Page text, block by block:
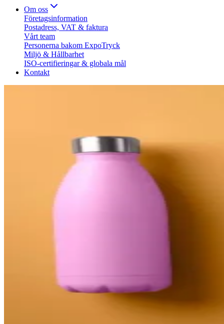
Om oss
Företagsinformation
Postadress, VAT & faktura
Vårt team
Personerna bakom ExpoTryck
Miljö & Hållbarhet
ISO-certifieringar & globala mål
Kontakt